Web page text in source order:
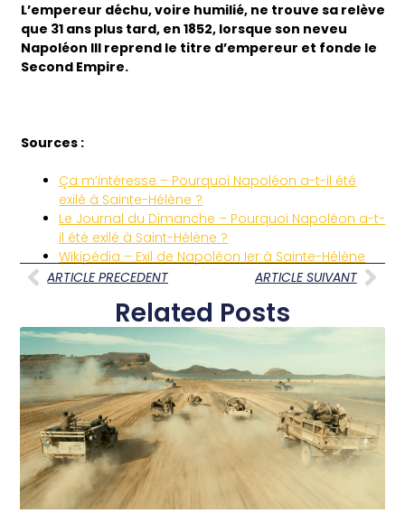
L’empereur déchu, voire humilié, ne trouve sa relève
que 31 ans plus tard, en 1852, lorsque son neveu
Napoléon III reprend le titre d’empereur et fonde le
Second Empire.
Sources :
Ça m’intéresse – Pourquoi Napoléon a-t-il été
exilé à Sainte-Hélène ?
Le Journal du Dimanche – Pourquoi Napoléon a-t-
il été exilé à Saint-Hélène ?
Wikipédia – Exil de Napoléon Ier à Sainte-Hélène
ARTICLE PRECEDENT
ARTICLE SUIVANT
Related Posts